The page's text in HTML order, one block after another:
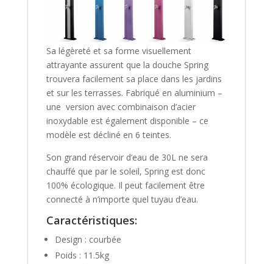
Sa légèreté et sa forme visuellement
attrayante assurent que la douche Spring
trouvera facilement sa place dans les jardins
et sur les terrasses. Fabriqué en aluminium –
une version avec combinaison d’acier
inoxydable est également disponible – ce
modèle est décliné en 6 teintes.
Son grand réservoir d’eau de 30L ne sera
chauffé que par le soleil, Spring est donc
100% écologique. Il peut facilement être
connecté à n’importe quel tuyau d’eau.
Caractéristiques:
Design : courbée
Poids : 11.5kg